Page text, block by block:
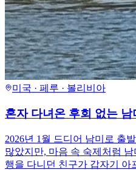
미국 · 페루 · 볼리비아
혼자 다녀온 후회 없는 남
2026년 1월 드디어 남미로 출
많았지만, 마음 속 숙제처럼
행을 다니던 친구가 갑자기 아